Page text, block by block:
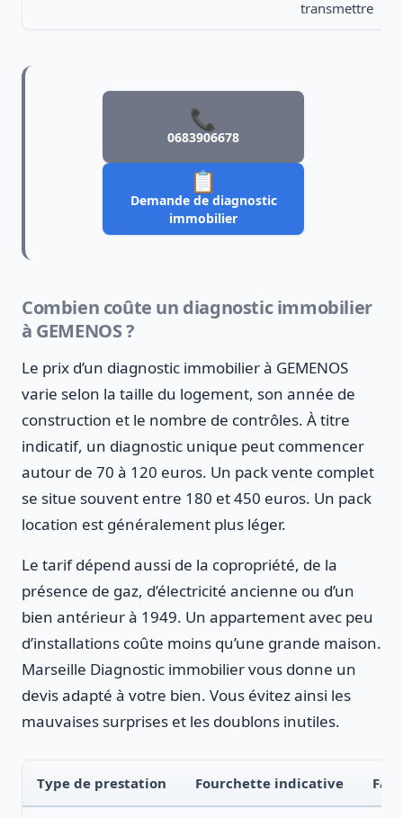
transmettre
📞
0683906678
📋
Demande de diagnostic
immobilier
Combien coûte un diagnostic immobilier
à GEMENOS ?
Le prix d’un diagnostic immobilier à GEMENOS
varie selon la taille du logement, son année de
construction et le nombre de contrôles. À titre
indicatif, un diagnostic unique peut commencer
autour de 70 à 120 euros. Un pack vente complet
se situe souvent entre 180 et 450 euros. Un pack
location est généralement plus léger.
Le tarif dépend aussi de la copropriété, de la
présence de gaz, d’électricité ancienne ou d’un
bien antérieur à 1949. Un appartement avec peu
d’installations coûte moins qu’une grande maison.
Marseille Diagnostic immobilier vous donne un
devis adapté à votre bien. Vous évitez ainsi les
mauvaises surprises et les doublons inutiles.
Type de prestation Fourchette indicative